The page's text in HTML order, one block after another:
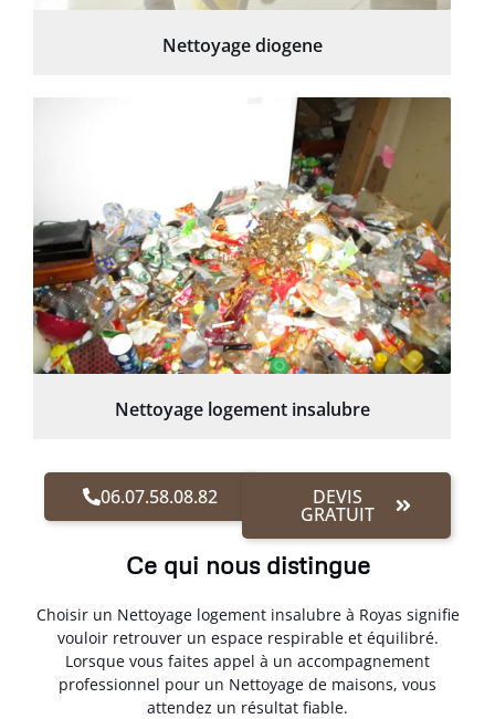
Nettoyage diogene
Nettoyage logement insalubre
06.07.58.08.82 DEVIS
GRATUIT
Ce qui nous distingue
Choisir un Nettoyage logement insalubre à Royas signifie
vouloir retrouver un espace respirable et équilibré.
Lorsque vous faites appel à un accompagnement
professionnel pour un Nettoyage de maisons, vous
attendez un résultat fiable.